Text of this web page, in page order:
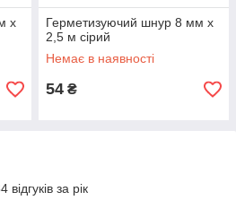
х
Герметизуючий шнур 8 мм х
2,5 м сірий
Немає в наявності
54 ₴
за рік